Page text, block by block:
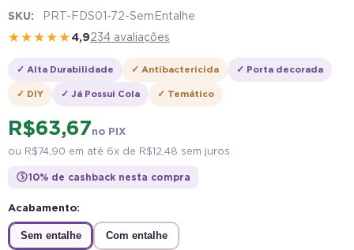
SKU: PRT-FDS01-72-SemEntalhe
★★★★★4,9234 avaliações
✓ Alta Durabilidade ✓ Antibactericida ✓ Porta decorada
✓ DIY ✓ Já Possui Cola ✓ Temático
R$ 63,67no PIX
ou R$ 74,90 em até 6x de R$ 12,48 sem juros
$ 10% de cashback nesta compra
Acabamento:
Sem entalhe Com entalhe